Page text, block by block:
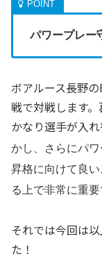
パワープレー
ボアルース長野
戦で対戦します
かなり選手が入
かし、さらにパ
昇格に向けて良
る上で非常に重要
それでは今回は
た！